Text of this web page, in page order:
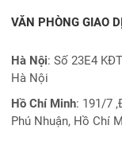
VĂN PHÒNG GIAO
Hà Nội: Số 23E4
Hà Nội
Hồ Chí Minh: 191/7
Phú Nhuận, Hồ Chí